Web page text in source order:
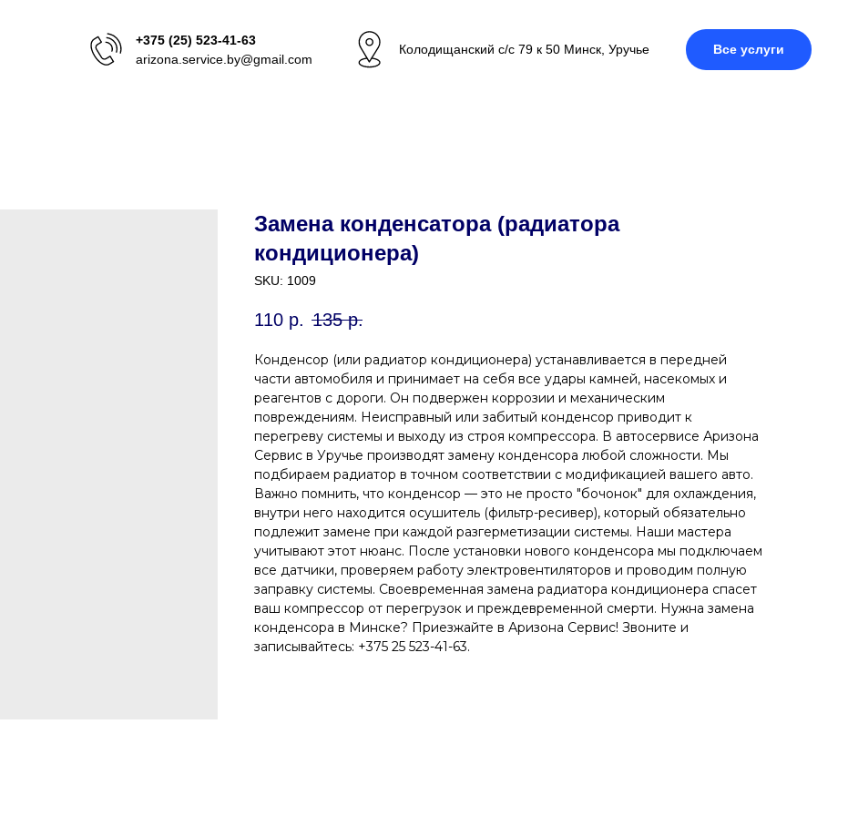
+375 (25) 523-41-63
arizona.service.by@gmail.com
Колодищанский с/с 79 к 50 Минск, Уручье Все услуги
Замена конденсатора (радиатора
кондиционера)
SKU: 1009
110 р. 135 р.
Конденсор (или радиатор кондиционера) устанавливается в передней
части автомобиля и принимает на себя все удары камней, насекомых и
реагентов с дороги. Он подвержен коррозии и механическим
повреждениям. Неисправный или забитый конденсор приводит к
перегреву системы и выходу из строя компрессора. В автосервисе Аризона
Сервис в Уручье производят замену конденсора любой сложности. Мы
подбираем радиатор в точном соответствии с модификацией вашего авто.
Важно помнить, что конденсор — это не просто "бочонок" для охлаждения,
внутри него находится осушитель (фильтр-ресивер), который обязательно
подлежит замене при каждой разгерметизации системы. Наши мастера
учитывают этот нюанс. После установки нового конденсора мы подключаем
все датчики, проверяем работу электровентиляторов и проводим полную
заправку системы. Своевременная замена радиатора кондиционера спасет
ваш компрессор от перегрузок и преждевременной смерти. Нужна замена
конденсора в Минске? Приезжайте в Аризона Сервис! Звоните и
записывайтесь: +375 25 523-41-63.